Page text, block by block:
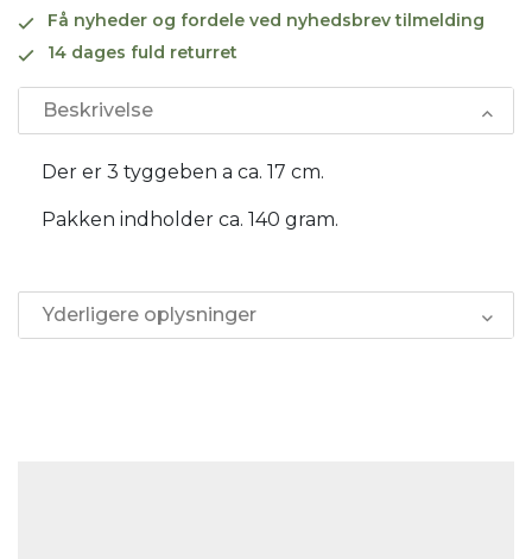
Få nyheder og fordele ved nyhedsbrev tilmelding
14 dages fuld returret
Beskrivelse
Der er 3 tyggeben a ca. 17 cm.
Pakken indholder ca. 140 gram.
Yderligere oplysninger